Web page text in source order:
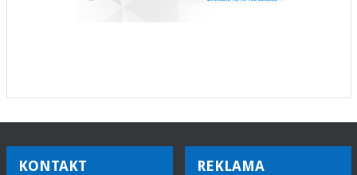
KONTAKT REKLAMA